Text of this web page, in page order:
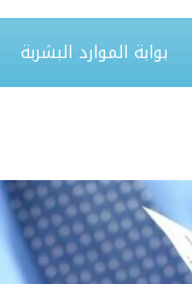
بوابة الموارد البشربة